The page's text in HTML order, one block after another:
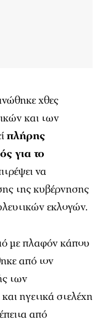
χθες
και των
πλήρης
για το
να
της κυβέρνησης
εκλογών.
με πλαφόν κάπου
από τον
των
ηγετικά στελέχη
από